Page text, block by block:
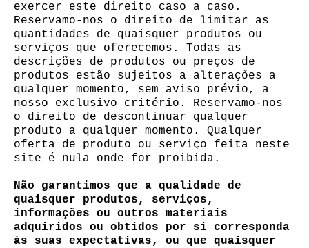
exercer este direito caso a caso.
Reservamo-nos o direito de limitar as
quantidades de quaisquer produtos ou
serviços que oferecemos. Todas as
descrições de produtos ou preços de
produtos estão sujeitos a alterações a
qualquer momento, sem aviso prévio, a
nosso exclusivo critério. Reservamo-nos
o direito de descontinuar qualquer
produto a qualquer momento. Qualquer
oferta de produto ou serviço feita neste
site é nula onde for proibida.
Não garantimos que a qualidade de
quaisquer produtos, serviços,
informações ou outros materiais
adquiridos ou obtidos por si corresponda
às suas expectativas, ou que quaisquer